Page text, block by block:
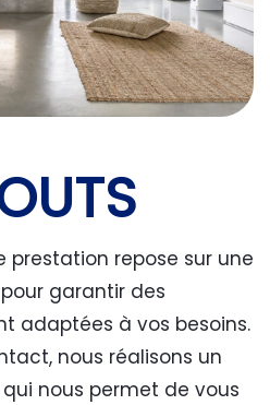
prestation repose sur une
garantir des
adaptées à vos besoins.
nous réalisons un
nous permet de vous